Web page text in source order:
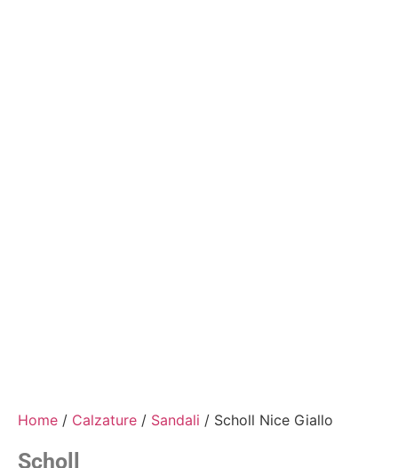
Home / Calzature / Sandali / Scholl Nice Giallo
Scholl